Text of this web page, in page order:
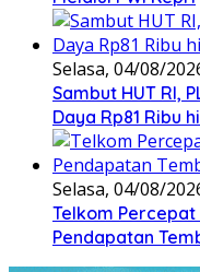
Selasa, 04/08/
Sambut HUT RI,
Daya Rp81 Ribu
Selasa, 04/08/
Telkom
Pendapatan